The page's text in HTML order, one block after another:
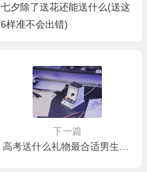
端午节送节是什么意思（端午
民俗，你了解多少）
下一篇